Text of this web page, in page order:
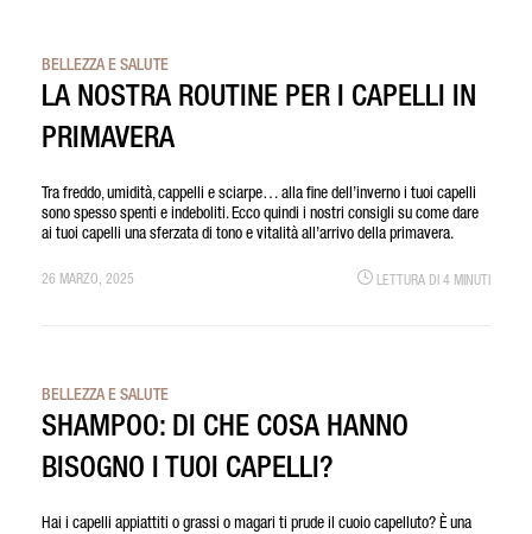
BELLEZZA E SALUTE
LA NOSTRA ROUTINE PER I CAPELLI IN
PRIMAVERA
Tra freddo, umidità, cappelli e sciarpe… alla fine dell’inverno i tuoi capelli
sono spesso spenti e indeboliti. Ecco quindi i nostri consigli su come dare
ai tuoi capelli una sferzata di tono e vitalità all’arrivo della primavera.
26 MARZO, 2025 LETTURA DI 4 MINUTI
BELLEZZA E SALUTE
SHAMPOO: DI CHE COSA HANNO
BISOGNO I TUOI CAPELLI?
Hai i capelli appiattiti o grassi o magari ti prude il cuoio capelluto? È una